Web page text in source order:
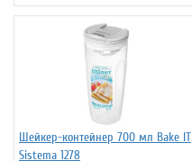
Шейкер-контейнер 700 мл Bake IT
Sistema 1278